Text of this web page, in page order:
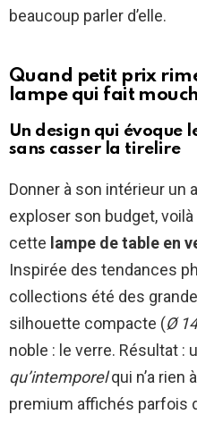
beaucoup parler d’elle.
Quand petit prix
lampe qui fait
Un design qui évoque
sans casser la tirelire
Donner à son intérieur un
exploser son budget,
cette lampe de table en
Inspirée des tendances
collections été des
silhouette compacte (Ø
noble : le verre. Résultat :
qu’intemporelqui n’a rien
premium affichés parfois